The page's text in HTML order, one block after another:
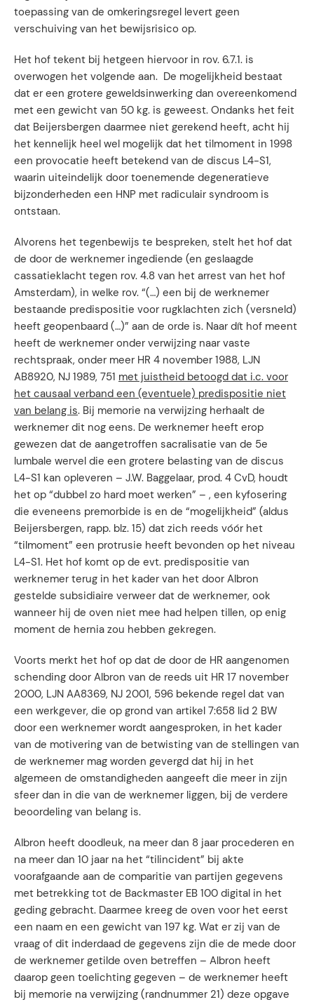
toepassing van de omkeringsregel levert geen
verschuiving van het bewijsrisico op.
Het hof tekent bij hetgeen hiervoor in rov. 6.7.1. is
overwogen het volgende aan. De mogelijkheid bestaat
dat er een grotere geweldsinwerking dan overeenkomend
met een gewicht van 50 kg. is geweest. Ondanks het feit
dat Beijersbergen daarmee niet gerekend heeft, acht hij
het kennelijk heel wel mogelijk dat het tilmoment in 1998
een provocatie heeft betekend van de discus L4-S1,
waarin uiteindelijk door toenemende degeneratieve
bijzonderheden een HNP met radiculair syndroom is
ontstaan.
Alvorens het tegenbewijs te bespreken, stelt het hof dat
de door de werknemer ingediende (en geslaagde
cassatieklacht tegen rov. 4.8 van het arrest van het hof
Amsterdam), in welke rov. “(…) een bij de werknemer
bestaande predispositie voor rugklachten zich (versneld)
heeft geopenbaard (…)” aan de orde is. Naar dít hof meent
heeft de werknemer onder verwijzing naar vaste
rechtspraak, onder meer HR 4 november 1988, LJN
AB8920, NJ 1989, 751 met juistheid betoogd dat i.c. voor
het causaal verband een (eventuele) predispositie niet
van belang is. Bij memorie na verwijzing herhaalt de
werknemer dit nog eens. De werknemer heeft erop
gewezen dat de aangetroffen sacralisatie van de 5e
lumbale wervel die een grotere belasting van de discus
L4-S1 kan opleveren – J.W. Baggelaar, prod. 4 CvD, houdt
het op “dubbel zo hard moet werken” – , een kyfosering
die eveneens premorbide is en de “mogelijkheid” (aldus
Beijersbergen, rapp. blz. 15) dat zich reeds vóór het
“tilmoment” een protrusie heeft bevonden op het niveau
L4-S1. Het hof komt op de evt. predispositie van
werknemer terug in het kader van het door Albron
gestelde subsidiaire verweer dat de werknemer, ook
wanneer hij de oven niet mee had helpen tillen, op enig
moment de hernia zou hebben gekregen.
Voorts merkt het hof op dat de door de HR aangenomen
schending door Albron van de reeds uit HR 17 november
2000, LJN AA8369, NJ 2001, 596 bekende regel dat van
een werkgever, die op grond van artikel 7:658 lid 2 BW
door een werknemer wordt aangesproken, in het kader
van de motivering van de betwisting van de stellingen van
de werknemer mag worden gevergd dat hij in het
algemeen de omstandigheden aangeeft die meer in zijn
sfeer dan in die van de werknemer liggen, bij de verdere
beoordeling van belang is.
Albron heeft doodleuk, na meer dan 8 jaar procederen en
na meer dan 10 jaar na het “tilincident” bij akte
voorafgaande aan de comparitie van partijen gegevens
met betrekking tot de Backmaster EB 100 digital in het
geding gebracht. Daarmee kreeg de oven voor het eerst
een naam en een gewicht van 197 kg. Wat er zij van de
vraag of dit inderdaad de gegevens zijn die de mede door
de werknemer getilde oven betreffen – Albron heeft
daarop geen toelichting gegeven – de werknemer heeft
bij memorie na verwijzing (randnummer 21) deze opgave